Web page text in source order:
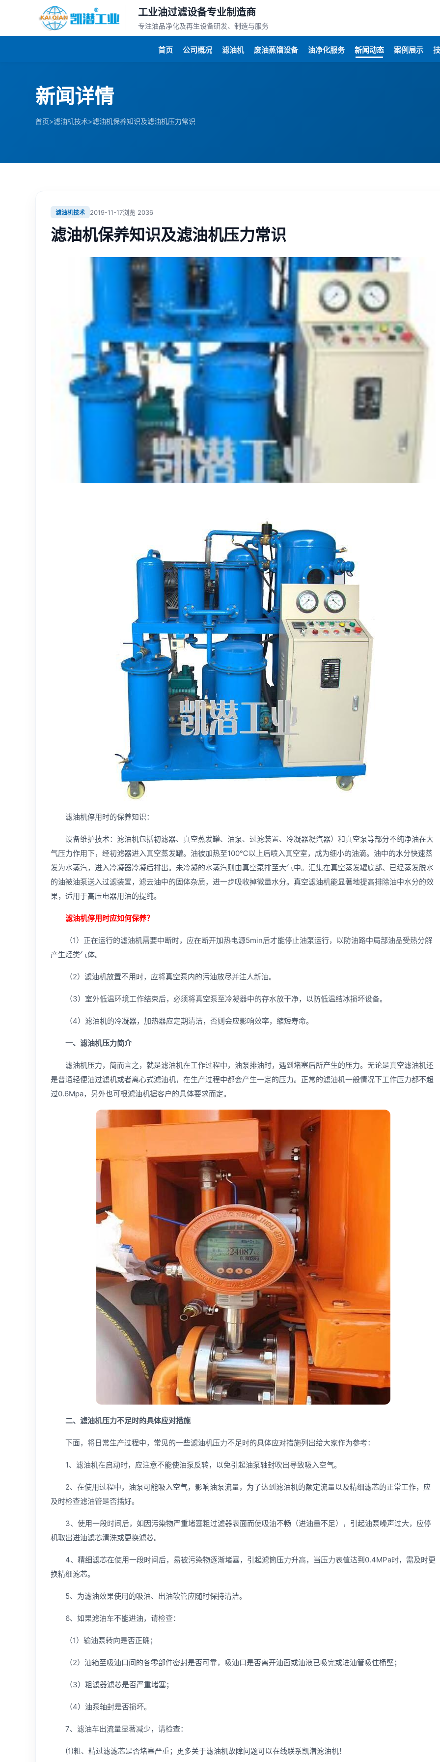
工业油过滤设备专业制造商
专注油品净化及再生设备研发、制造与服务
首页 公司概况 滤油机 废油蒸馏设备 油净化服务 新闻动态 案例展示
新闻详情
首页>滤油机技术>滤油机保养知识及滤油机压力常识
滤油机技术 2019-11-17浏览 2036
滤油机保养知识及滤油机压力常识
滤油机停用时的保养知识：
设备维护技术：滤油机包括初滤器、真空蒸发罐、油泵、过滤装置、冷凝器凝汽器）和真空泵等部分不纯净油在大
气压力作用下，经初滤器进入真空蒸发罐。油被加热至100℃以上后喷入真空室，成为细小的油滴。油中的水分快速蒸
发为水蒸汽，进入冷凝器冷凝后排出。未冷凝的水蒸汽则由真空泵排至大气中。汇集在真空蒸发罐底部、已经蒸发脱水
的油被油泵送入过滤装置，滤去油中的固体杂质，进一步吸收掉微量水分。真空滤油机能显著地提高排除油中水分的效
果，适用于高压电器用油的提纯。
滤油机停用时应如何保养？
（1）正在运行的滤油机需要中断时，应在断开加热电源5min后才能停止油泵运行，以防油路中局部油品受热分解
产生烃类气体。
（2）滤油机放置不用时，应将真空泵内的污油放尽并注人新油。
（3）室外低温环境工作结束后，必须将真空泵至冷凝器中的存水放干净，以防低温结冰损坏设备。
（4）滤油机的冷凝器，加热器应定期清洁，否则会应影响效率，缩短寿命。
一、滤油机压力简介
滤油机压力，简而言之，就是滤油机在工作过程中，油泵排油时，遇到堵塞后所产生的压力。无论是真空滤油机还
是普通轻便油过滤机或者离心式滤油机，在生产过程中都会产生一定的压力。正常的滤油机一般情况下工作压力都不超
过0.6Mpa，另外也可根滤油机据客户的具体要求而定。
二、滤油机压力不足时的具体应对措施
下面，将日常生产过程中，常见的一些滤油机压力不足时的具体应对措施列出给大家作为参考：
1、滤油机在启动时，应注意不能使油泵反转，以免引起油泵轴封吹出导致吸入空气。
2、在使用过程中，油泵可能吸入空气，影响油泵流量，为了达到滤油机的额定流量以及精细滤芯的正常工作，应
及时检查滤油管是否插好。
3、使用一段时间后，如因污染物严重堵塞粗过滤器表面而使吸油不畅（进油量不足），引起油泵噪声过大，应停
机取出进油滤芯清洗或更换滤芯。
4、精细滤芯在使用一段时间后，易被污染物逐渐堵塞，引起滤筒压力升高，当压力表值达到0.4MPa时，需及时更
换精细滤芯。
5、为滤油效果使用的吸油、出油软管应随时保持清洁。
6、如果滤油车不能进油，请检查：
（1）输油泵转向是否正确；
（2）油箱至吸油口间的各零部件密封是否可靠，吸油口是否离开油面或油液已吸完或进油管吸住桶壁；
（3）粗滤器滤芯是否严重堵塞；
（4）油泵轴封是否损坏。
7、滤油车出流量显著减少，请检查：
(1)粗、精过滤滤芯是否堵塞严重；更多关于滤油机故障问题可以在线联系凯潜滤油机！